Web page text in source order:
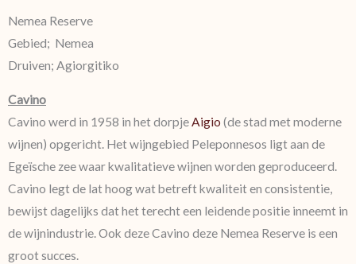
Nemea Reserve
Gebied; Nemea
Druiven; Agiorgitiko
Cavino
Cavino werd in 1958 in het dorpjeAigio (de stad met moderne
wijnen) opgericht. Het wijngebied Peleponnesos ligt aan de
Egeïsche zee waar kwalitatieve wijnen worden geproduceerd.
Cavino legt de lat hoog wat betreft kwaliteit en consistentie,
bewijst dagelijks dat het terecht een leidende positie inneemt in
de wijnindustrie. Ook deze Cavino deze Nemea Reserve is een
groot succes.